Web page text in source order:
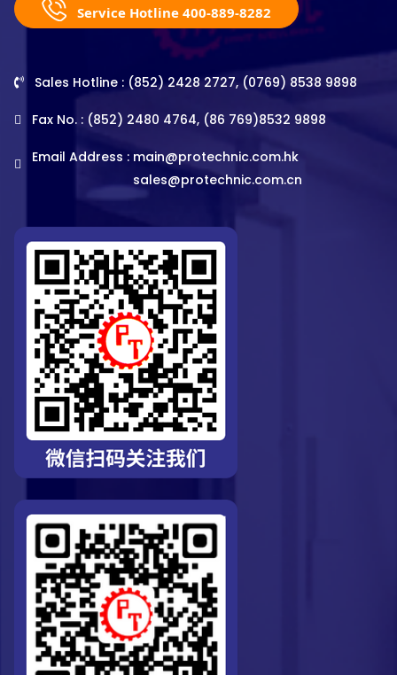
Service Hotline 400-889-8282
Sales Hotline : (852) 2428 2727, (0769) 8538 9898
Fax No. : (852) 2480 4764, (86 769)8532 9898
Email Address : main@protechnic.com.hk
sales@protechnic.com.cn